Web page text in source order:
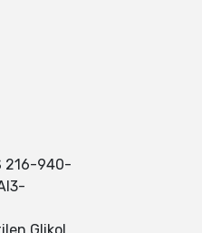
216-940-